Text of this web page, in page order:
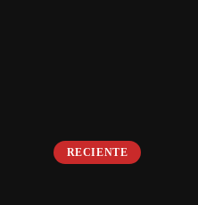
RECIENTE